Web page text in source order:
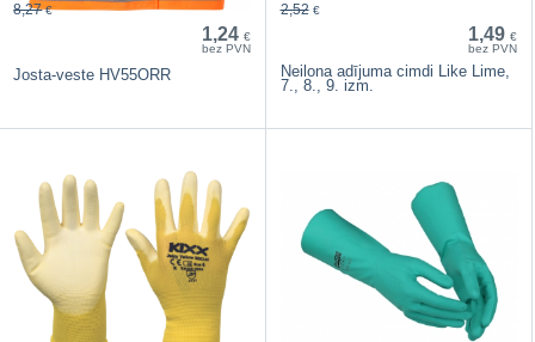
1,24 €
bez PVN
8,27 €
Josta-veste HV55ORR
1,49 €
bez PVN
2,52 €
Neilona adījuma cimdi Like Lime,
7., 8., 9. izm.